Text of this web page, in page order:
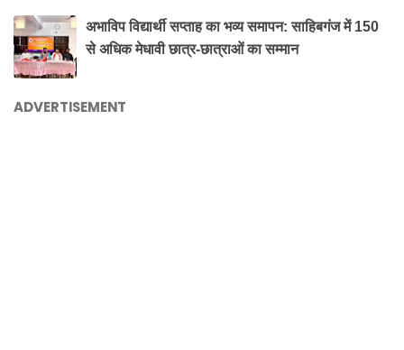
अभाविप विद्यार्थी सप्ताह का भव्य समापन: साहिबगंज में 150
से अधिक मेधावी छात्र-छात्राओं का सम्मान
ADVERTISEMENT